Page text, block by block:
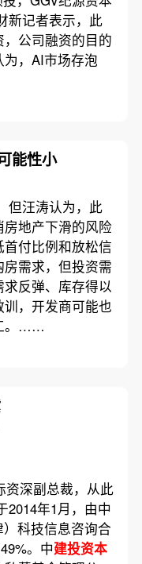
新记者表示，此
公司融资的目的
为，AI市场存泡
能性小
但汪涛认为，此
地产下滑的风险
付比例和放松信
需求，但投资需
反弹、库存得以
，开发商可能也
。……
资深副总裁，从此
2014年1月，由中
科技信息咨询合
。中建投资本